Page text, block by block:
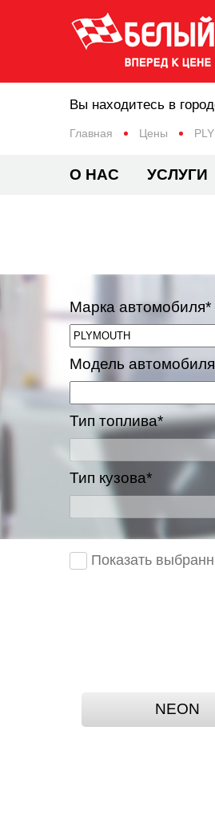
Главная Цены
Вы находитесь в
О НАС УСЛУГИ
Марка автомобиля*
Модель
Тип топлива*
Тип кузова*
Показать
NEON